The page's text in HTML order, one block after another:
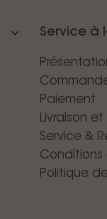
Service à
Paiement
Livraison
Service &
Conditions
Politique